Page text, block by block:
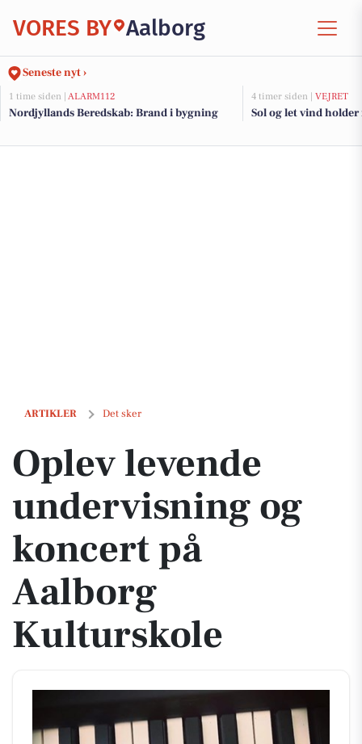
VORES BY Aalborg
Seneste nyt ›
1 time siden | ALARM112
Nordjyllands Beredskab: Brand i bygning
4 timer siden | VEJRET
Sol og let vind holder
ARTIKLER Det sker
Oplev levende undervisning og koncert på Aalborg Kulturskole
Oplev levende
undervisning og
koncert på
Aalborg
Kulturskole